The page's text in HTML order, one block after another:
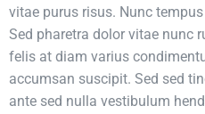
vitae purus risus. Nunc
Sed pharetra dolor vitae nunc
felis at diam varius
accumsan suscipit. Sed sed
ante sed nulla vestibulum